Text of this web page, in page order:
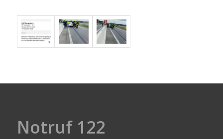
Notruf 122